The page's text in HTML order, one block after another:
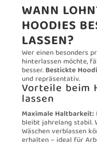
WANN
HOODIES
LASSEN?
Wer einen besonders
hinterlassen möchte,
besser.Bestickte
und repräsentativ.
Vorteile beim
lassen
Maximale Haltbarkeit:
bleibt jahrelang stabil.
Wäschen verblassen